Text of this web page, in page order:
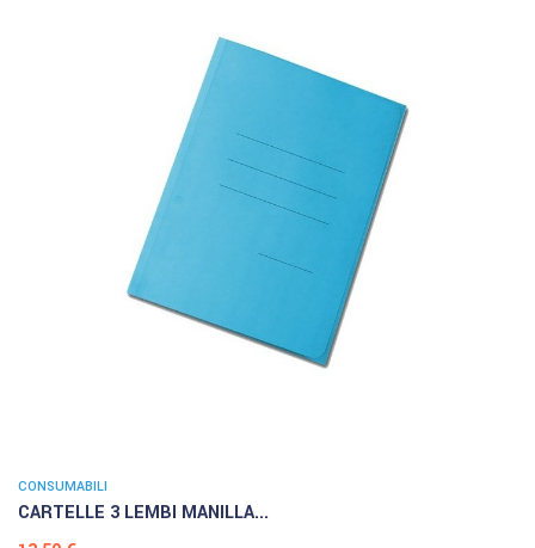
CONSUMABILI
CARTELLE 3 LEMBI MANILLA...